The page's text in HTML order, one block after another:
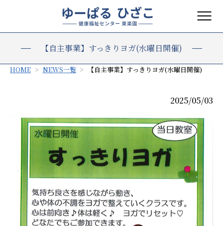
【自主事業】すっきりヨガ(水曜日開催)
HOME NEWS一覧 【自主事業】すっきりヨガ(水曜日開催)
2025/05/03